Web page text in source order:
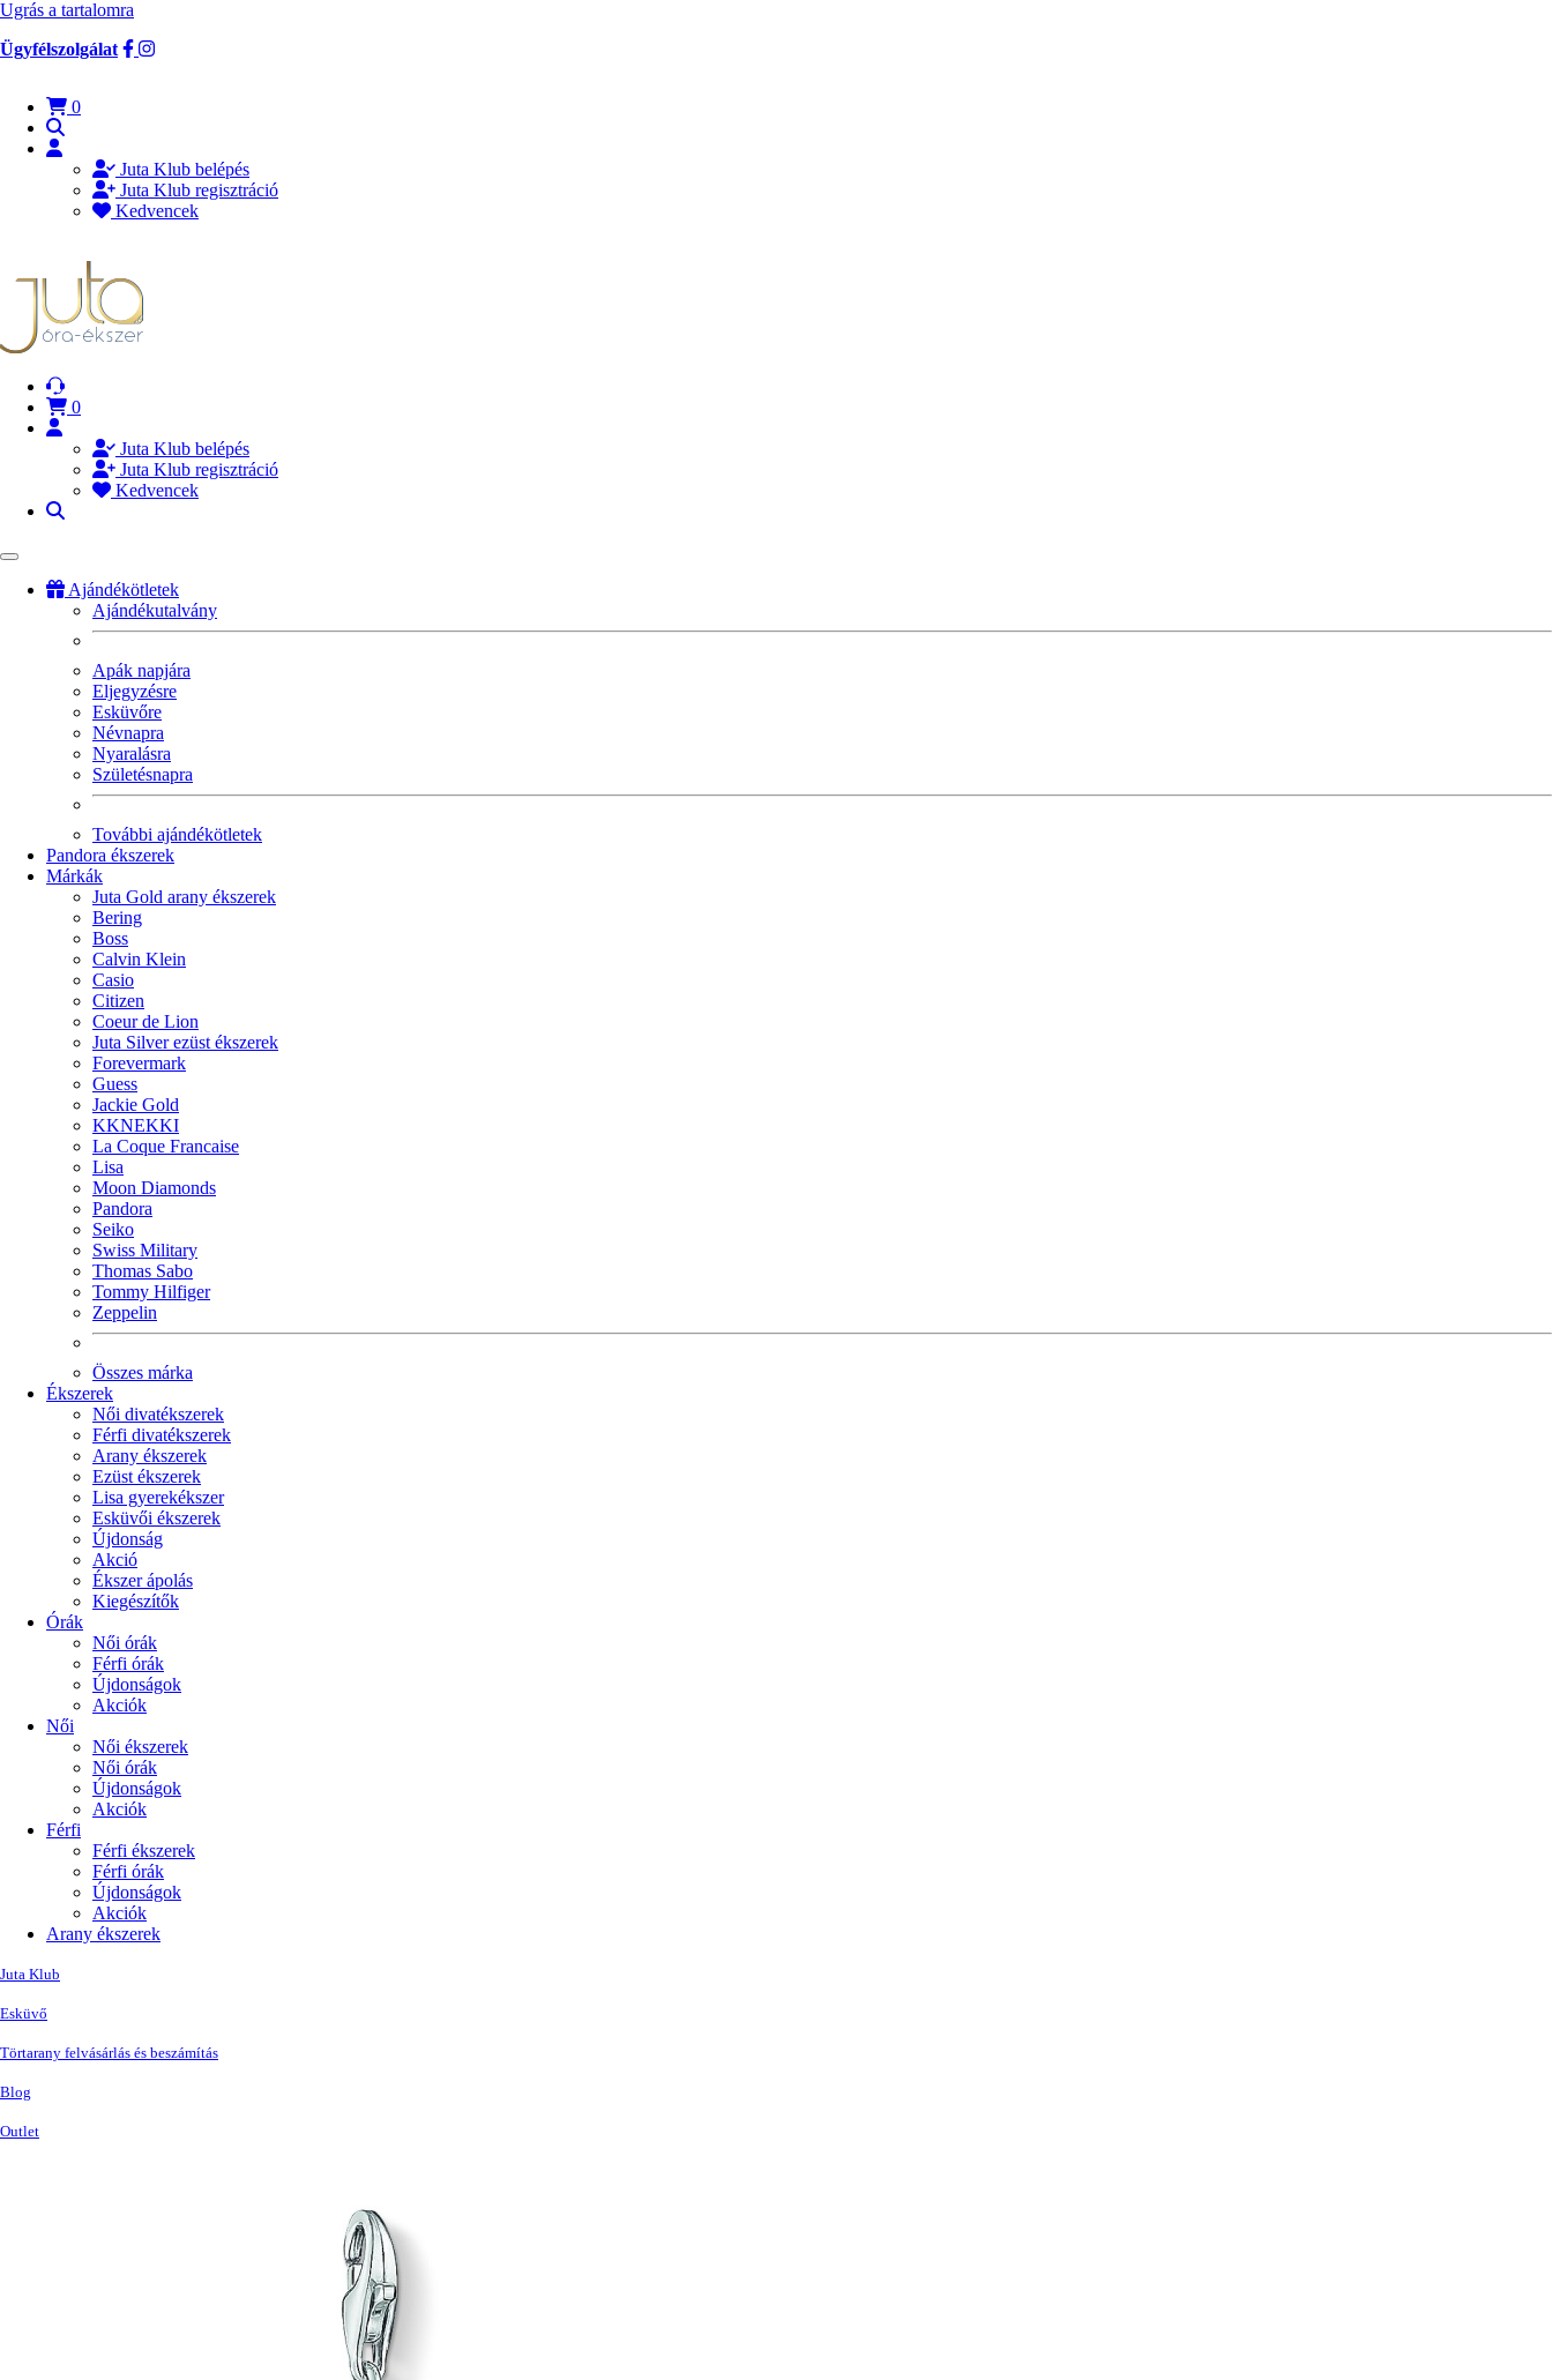
Ugrás a tartalomra
Ügyfélszolgálat
0
Juta Klub belépés
Juta Klub regisztráció
Kedvencek
0
Juta Klub belépés
Juta Klub regisztráció
Kedvencek
Ajándékötletek
Ajándékutalvány
Apák napjára
Eljegyzésre
Esküvőre
Névnapra
Nyaralásra
Születésnapra
További ajándékötletek
Pandora ékszerek
Márkák
Juta Gold arany ékszerek
Bering
Boss
Calvin Klein
Casio
Citizen
Coeur de Lion
Juta Silver ezüst ékszerek
Forevermark
Guess
Jackie Gold
KKNEKKI
La Coque Francaise
Lisa
Moon Diamonds
Pandora
Seiko
Swiss Military
Thomas Sabo
Tommy Hilfiger
Zeppelin
Összes márka
Ékszerek
Női divatékszerek
Férfi divatékszerek
Arany ékszerek
Ezüst ékszerek
Lisa gyerekékszer
Esküvői ékszerek
Újdonság
Akció
Ékszer ápolás
Kiegészítők
Órák
Női órák
Férfi órák
Újdonságok
Akciók
Női
Női ékszerek
Női órák
Újdonságok
Akciók
Férfi
Férfi ékszerek
Férfi órák
Újdonságok
Akciók
Arany ékszerek
Juta Klub
Esküvő
Törtarany felvásárlás és beszámítás
Blog
Outlet